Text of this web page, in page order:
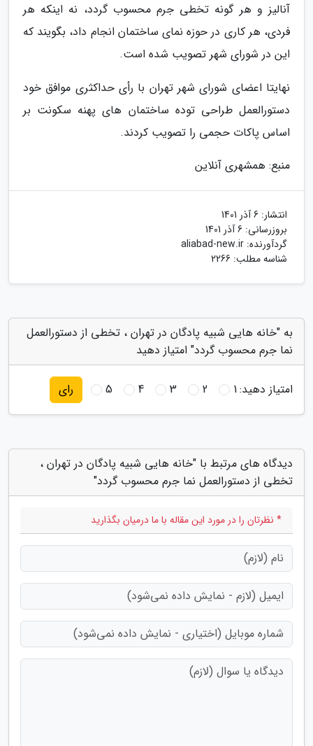
آنالیز و هر گونه تخطی جرم محسوب گردد، نه اینکه هر
فردی، هر کاری در حوزه نمای ساختمان انجام داد، بگویند که
این در شورای شهر تصویب شده است.
نهایتا اعضای شورای شهر تهران با رأی حداکثری موافق خود
دستورالعمل طراحی توده ساختمان های پهنه سکونت بر
اساس پاکات حجمی را تصویب کردند.
منبع: همشهری آنلاین
انتشار: 6 آذر 1401
بروزرسانی: 6 آذر 1401
گردآورنده: aliabad-new.ir
شناسه مطلب: 2266
به "خانه هایی شبیه پادگان در تهران ، تخطی از دستورالعمل
نما جرم محسوب گردد" امتیاز دهید
امتیاز دهید:1
2
3
4
5 رای
دیدگاه های مرتبط با "خانه هایی شبیه پادگان در تهران ،
تخطی از دستورالعمل نما جرم محسوب گردد"
* نظرتان را در مورد این مقاله با ما درمیان بگذارید